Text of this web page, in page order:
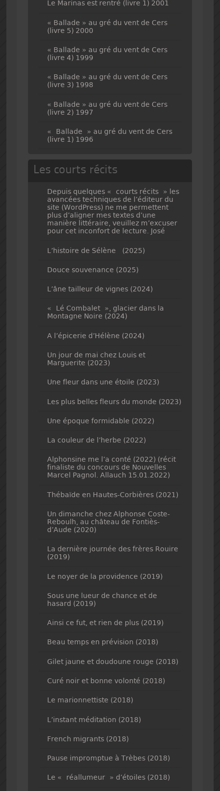
Le Marinas est rentré (livre 1) 2001
« Ballade » au gré du vent de Cers
(livre 5) 2000
« Ballade » au gré du vent de Cers
(livre 4) 1999
« Ballade » au gré du vent de Cers
(livre 3) 1998
« Ballade » au gré du vent de Cers
(livre 2) 1997
« Ballade » au gré du vent de Cers
(livre 1) 1996
Les courts récits
Depuis quelques « courts récits » les
avancées techniques de l’éditeur du
site (WordPress) ne me permettent
plus d’aligner mes textes d’une
manière littéraire, veuillez m’excuser
pour cet inconfort de lecture. José
L’histoire de Sélène (2025)
Douce souvenance (2025)
L’âne tailleur de vignes (2024)
« Lé Combalet », glacier dans la
Montagne Noire (2024)
A l’épicerie d’Hélène (2024)
Un jour de mai chez Louis et
Marguerite (2023)
Une fleur dans une étoile (2023)
Les plus belles fleurs du monde (2023)
Une époque formidable (2022)
La couleur de l’herbe (2022)
Alphonsine me l’a conté (2022) (récit
finaliste du concours de Nouvelles
Marcel Pagnol. Allauch 15.01.2022)
Thébaïde en Hautes-Corbières (2021)
Un dimanche chez Alphonse Coste-
Reboulh, au château de Fontiès-
d’Aude (2020)
La dernière journée des frères Rouire
(2019)
Le noyer de la providence (2019)
Sous une lueur de chance et de
hasard (2019)
Ainsi ce fut, et rien de plus (2019)
Beau temps en prévision (2018)
Gilet jaune et doudoune rouge (2018)
Curé noir et bonne volonté (2018)
Le marionnettiste (2018)
L’instant méditation (2018)
French migrants (2018)
Pause impromptue à Trèbes (2018)
Le « réallumeur » d’étoiles (2018)